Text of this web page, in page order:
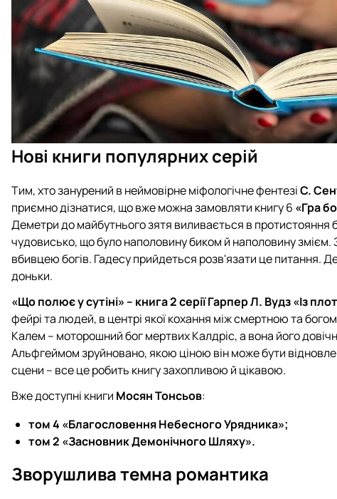
Нові книги популярних серій
Тим, хто занурений в неймовірне міфологічне фентезіС.
приємно дізнатися, що вже можна замовляти книгу 6 «Гра
Деметри до майбутнього зятя виливається в протистояння
чудовисько, що було наполовину биком й наполовину
вбивцею богів. Гадесу прийдеться розв'язати це питання.
доньки.
«Що полює у сутіні» – книга 2 серії Гарпер Л. Вудз «Із
фейрі та людей, в центрі якої кохання між смертною та
Калем – моторошний бог мертвих Калдріс, а вона його
Альфгеймом зруйновано, якою ціною він може бути
сцени – все це робить книгу захопливою й цікавою.
Вже доступні книги Мосян Тонсьов:
том 4 «Благословення Небесного Урядника»;
том 2 «Засновник Демонічного Шляху».
Зворушлива темна романтика